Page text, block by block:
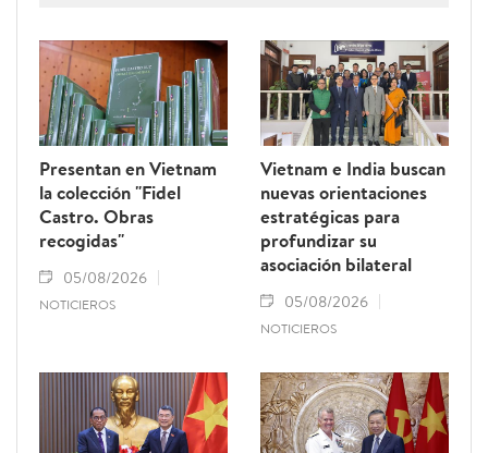
advertencia de la “tarjeta amarilla” impuesta
por la Comisión Europea y reforzar el
prestigio del sector pesquero vietnamita.
Presentan en Vietnam
la colección "Fidel
Castro. Obras
recogidas"
05/08/2026
NOTICIEROS
Vietnam e India buscan
nuevas orientaciones
estratégicas para
profundizar su
asociación bilateral
05/08/2026
NOTICIEROS